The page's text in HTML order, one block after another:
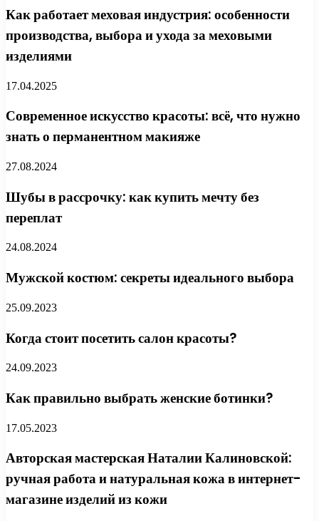
Как работает меховая индустрия: особенности
производства, выбора и ухода за меховыми
изделиями
17.04.2025
Современное искусство красоты: всё, что нужно
знать о перманентном макияже
27.08.2024
Шубы в рассрочку: как купить мечту без
переплат
24.08.2024
Мужской костюм: секреты идеального выбора
25.09.2023
Когда стоит посетить салон красоты?
24.09.2023
Как правильно выбрать женские ботинки?
17.05.2023
Авторская мастерская Наталии Калиновской:
ручная работа и натуральная кожа в интернет-
магазине изделий из кожи